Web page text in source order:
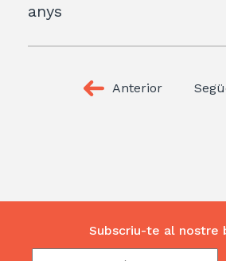
anys
Anterior
Subscriu-te al nostre